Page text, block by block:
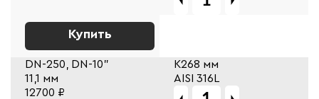
Купить
DN-250, DN-10"
К268 мм
11,1 мм
AISI 316L
12700 ₽